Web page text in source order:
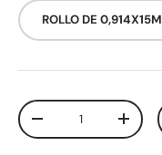
ROLLO DE 0,914X15M
Cant.
Disminuir cantidad